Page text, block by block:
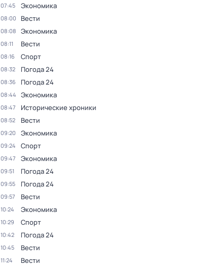
07:45 Экономика
08:00 Вести
08:08 Экономика
08:11 Вести
08:16 Спорт
08:32 Погода 24
08:36 Погода 24
08:44 Экономика
08:47 Исторические хроники
08:52 Вести
09:20 Экономика
09:24 Спорт
09:47 Экономика
09:51 Погода 24
09:55 Погода 24
09:57 Вести
10:24 Экономика
10:29 Спорт
10:42 Погода 24
10:45 Вести
11:24 Вести